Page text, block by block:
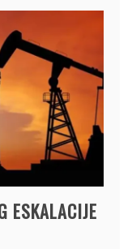
ESKALACIJE